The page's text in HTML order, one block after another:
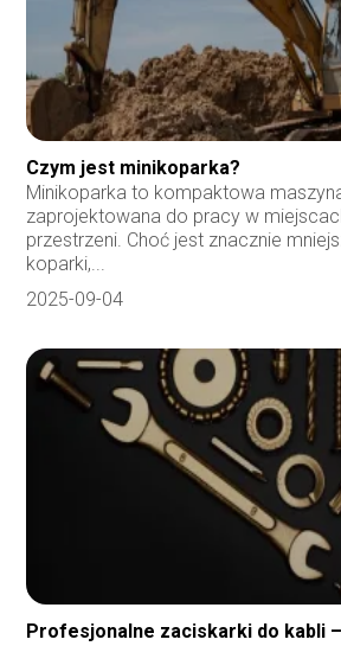
Czym jest minikoparka?
Minikoparka to kompaktowa
zaprojektowana do pracy w
przestrzeni. Choć jest znacznie
koparki,...
2025-09-04
Profesjonalne zaciskarki do kabli